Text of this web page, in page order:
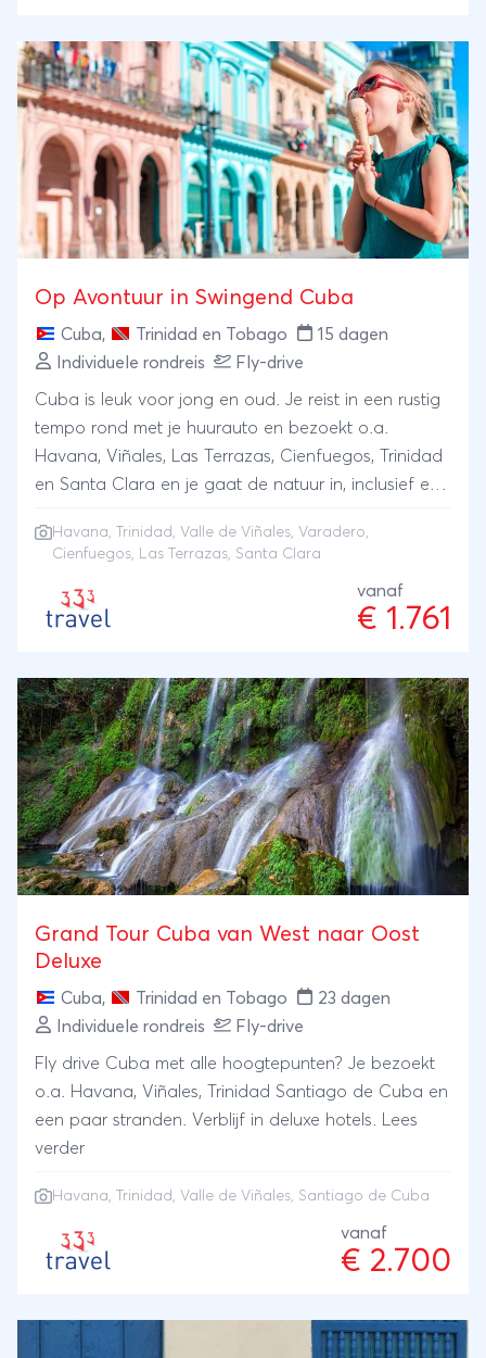
Op Avontuur in Swingend Cuba
Cuba, Trinidad en Tobago
15 dagen
Individuele rondreis
Fly-drive
Cuba is leuk voor jong en oud. Je reist in een rustig
tempo rond met je huurauto en bezoekt o.a.
Havana, Viñales, Las Terrazas, Cienfuegos, Trinidad
en Santa Clara en je gaat de natuur in, inclusief een
Havana, Trinidad , Valle de Viñales, Varadero,
Cienfuegos, Las Terrazas, Santa Clara
vanaf
€ 1.761
Grand Tour Cuba van West naar Oost
Deluxe
Cuba, Trinidad en Tobago
23 dagen
Individuele rondreis
Fly-drive
Fly drive Cuba met alle hoogtepunten? Je bezoekt
o.a. Havana, Viñales, Trinidad Santiago de Cuba en
een paar stranden. Verblijf in deluxe hotels. Lees
verder
Havana, Trinidad , Valle de Viñales, Santiago de Cuba
vanaf
€ 2.700